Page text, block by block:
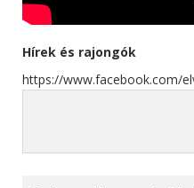
Hírek és rajongók
https://www.facebook.com/